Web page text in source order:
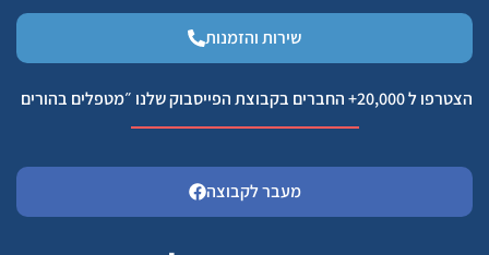
שירות והזמנות
הצטרפו ל 20,000+ החברים בקבוצת הפייסבוק שלנו ״מטפלים בהורים
מעבר לקבוצה